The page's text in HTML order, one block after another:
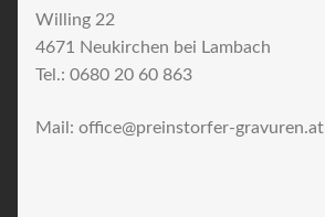
Willing 22
4671 Neukirchen bei Lambach
Tel.: 0680 20 60 863
Mail: office@preinstorfer-gravuren.at